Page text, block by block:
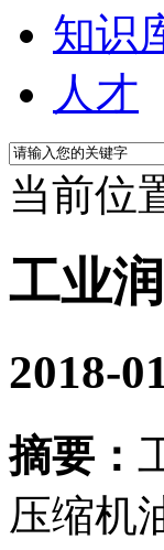
知识
人才
当前位
工业
2018-
摘要：
压缩机